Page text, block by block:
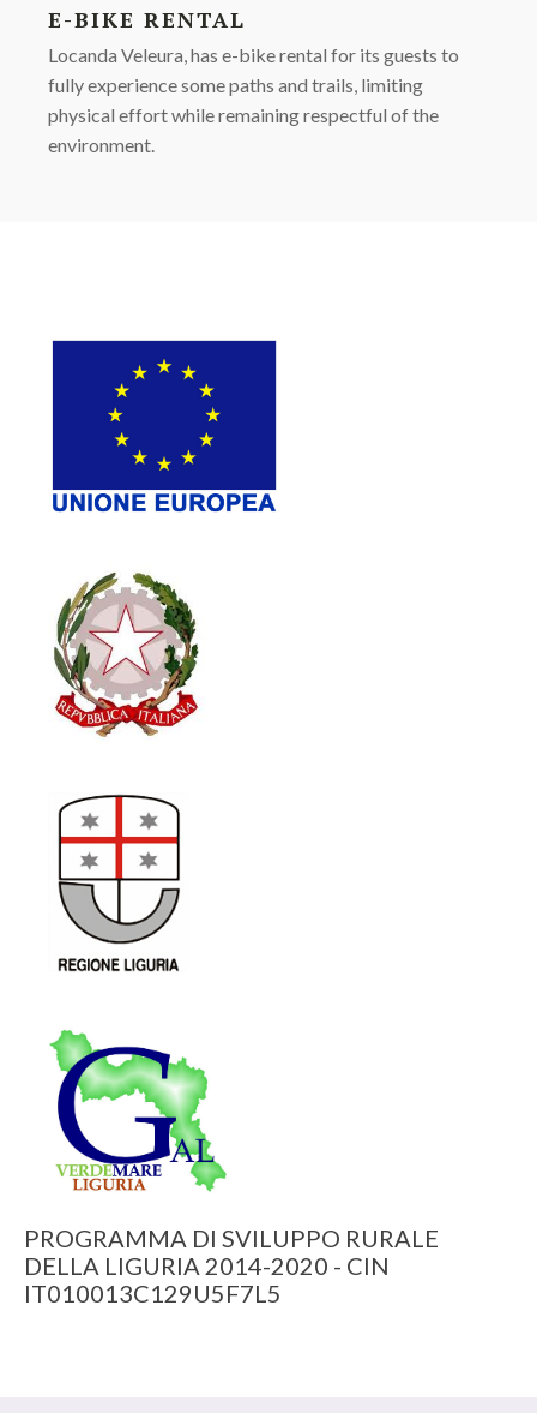
E-BIKE RENTAL
Locanda Veleura, has e-bike rental for its guests to
fully experience some paths and trails, limiting
physical effort while remaining respectful of the
environment.
PROGRAMMA DI SVILUPPO RURALE
DELLA LIGURIA 2014-2020 - CIN
IT010013C129U5F7L5